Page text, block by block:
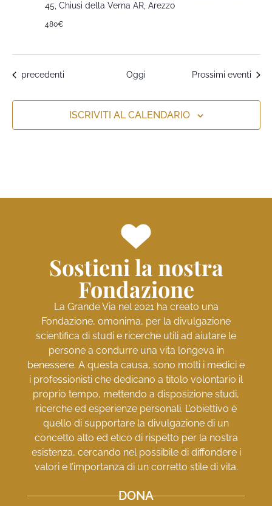
45, Chiusi della Verna AR, Arezzo
480€
Eventi
precedenti Oggi Prossimi eventi
ISCRIVITI AL CALENDARIO
Sostieni la nostra
Fondazione
La Grande Via nel 2021 ha creato una
Fondazione, omonima, per la divulgazione
scientifica di studi e ricerche utili ad aiutare le
persone a condurre una vita longeva in
benessere. A questa causa, sono molti i medici e
i professionisti che dedicano a titolo volontario il
proprio tempo, mettendo a disposizione studi,
ricerche ed esperienze personali. L’obiettivo è
quello di supportare la divulgazione di un
concetto alto ed etico di rispetto per la nostra
esistenza, cercando nel possibile di diffondere i
valori e l’importanza di un corretto stile di vita.
DONA